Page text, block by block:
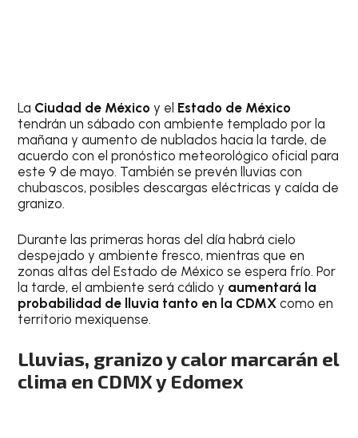
La Ciudad de México y el Estado de México
tendrán un sábado con ambiente templado por la
mañana y aumento de nublados hacia la tarde, de
acuerdo con el pronóstico meteorológico oficial para
este 9 de mayo. También se prevén lluvias con
chubascos, posibles descargas eléctricas y caída de
granizo.
Durante las primeras horas del día habrá cielo
despejado y ambiente fresco, mientras que en
zonas altas del Estado de México se espera frío. Por
la tarde, el ambiente será cálido y aumentará la
probabilidad de lluvia tanto en la CDMX como en
territorio mexiquense.
Lluvias, granizo y calor marcarán el
clima en CDMX y Edomex